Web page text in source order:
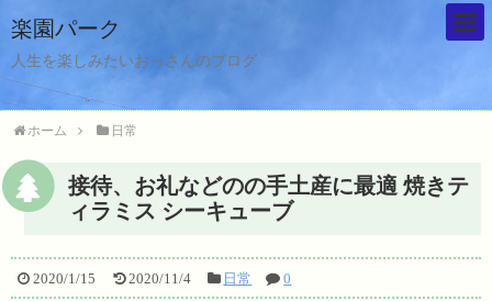
楽園パーク
人生を楽しみたいおっさんのブログ
ホーム 日常
接待、お礼などのの手土産に最適 焼きテ
ィラミス シーキューブ
2020/1/15 2020/11/4 日常 0